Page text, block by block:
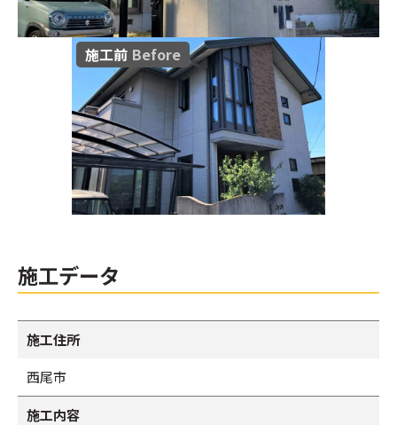
施工前 Before
施工データ
施工住所
西尾市
施工内容